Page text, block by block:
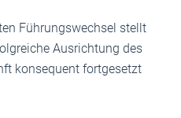
Führungswechsel stellt
Ausrichtung des
konsequent fortgesetzt